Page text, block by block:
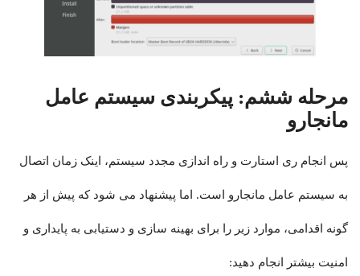
مرحله ششم: پیکربندی سیستم‌ عامل
مانجارو
پس انجام ری استارت و راه اندازی مجدد سیستم، اینک زمان اتصال
به سیستم‌ عامل مانجارو است. اما پیشنهاد می شود که پیش از هر
گونه اقدامی، موارد زیر را برای بهینه سازی و دستیابی به پایداری و
امنیت بیشتر انجام دهید: